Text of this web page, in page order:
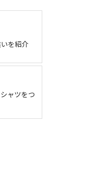
を紹介
ャツをつ